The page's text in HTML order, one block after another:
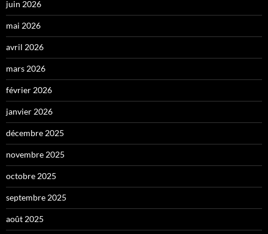
juin 2026
mai 2026
avril 2026
mars 2026
février 2026
janvier 2026
décembre 2025
novembre 2025
octobre 2025
septembre 2025
août 2025